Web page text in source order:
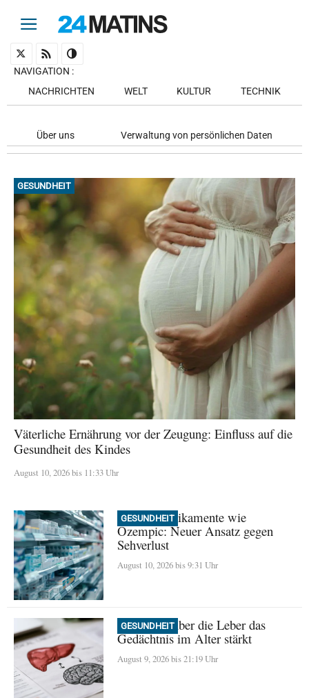
NAVIGATION :
NACHRICHTEN
WELT KULTUR TECHNIK
Über uns Verwaltung von persönlichen Daten
GESUNDHEIT
Väterliche Ernährung vor der Zeugung: Einfluss auf die
Gesundheit des Kindes
August 10, 2026 bis 11:33 Uhr
GESUNDHEIT
GLP-1 Medikamente wie
Ozempic: Neuer Ansatz gegen
Sehverlust
August 10, 2026 bis 9:31 Uhr
GESUNDHEIT
Wie Sport über die Leber das
Gedächtnis im Alter stärkt
August 9, 2026 bis 21:19 Uhr